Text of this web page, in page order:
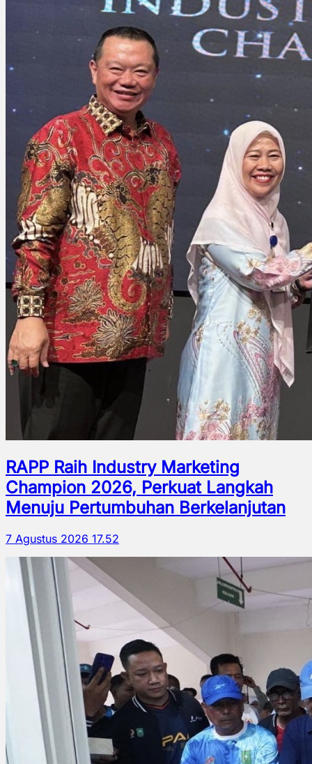
RAPP Raih Industry Marketing
Champion 2026, Perkuat Langkah
Menuju Pertumbuhan Berkelanjutan
7 Agustus 2026 17.52